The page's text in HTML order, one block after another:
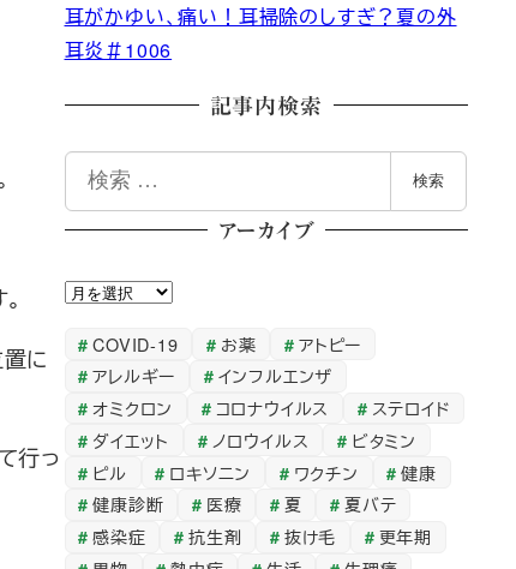
に
行っ
耳がかゆい、痛い！耳掃除のしすぎ？夏の外
耳炎＃1006
記事内検索
検
検索
アーカイブ
ア
カ
イ
ブ
COVID-19 お薬
アトピー
アレルギー
インフルエンザ
オミクロン
コロナウイルス
ステロイド
ダイエット
ノロウイルス
ビタミン
ピル
ロキソニン ワクチン
健康
健康診断
医療 夏
夏バテ
感染症
抗生剤 抜け毛
更年期